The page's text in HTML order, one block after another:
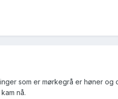
som er mørkegrå er høner og
nå.